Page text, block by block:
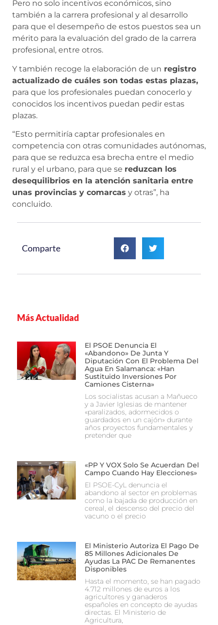
Pero no solo incentivos económicos, sino
también a la carrera profesional y al desarrollo
para que el desempeño de estos puestos sea un
mérito para la evaluación del grado de la carrera
profesional, entre otros.
Y también recoge la elaboración de un registro
actualizado de cuáles son todas estas plazas,
para que los profesionales puedan conocerlo y
conocidos los incentivos puedan pedir estas
plazas.
“Esto permitiría captar profesionales en
competencia con otras comunidades autónomas,
para que se reduzca esa brecha entre el medio
rural y el urbano, para que se reduzcan los
desequilibrios en la atención sanitaria entre
unas provincias y comarcas y otras”, ha
concluido.
Comparte
Más Actualidad
El PSOE Denuncia El
«abandono» De Junta Y
Diputación Con El Problema Del
Agua En Salamanca: «Han
Sustituido Inversiones Por
Camiones Cisterna»
Los socialistas acusan a Mañueco
y a Javier Iglesias de mantener
«paralizados, adormecidos o
guardados en un cajón» durante
años proyectos fundamentales y
pretender que
«PP Y VOX Solo Se Acuerdan Del
Campo Cuando Hay Elecciones»
El PSOE-CyL denuncia el
abandono al sector en problemas
como la bajada de producción en
cereal, el descenso del precio del
vacuno o el precio
El Ministerio Autoriza El Pago De
85 Millones Adicionales De
Ayudas La PAC De Remanentes
Disponibles
Hasta el momento, se han pagado
4.712 millones de euros a los
agricultores y ganaderos
españoles en concepto de ayudas
directas. El Ministerio de
Agricultura,